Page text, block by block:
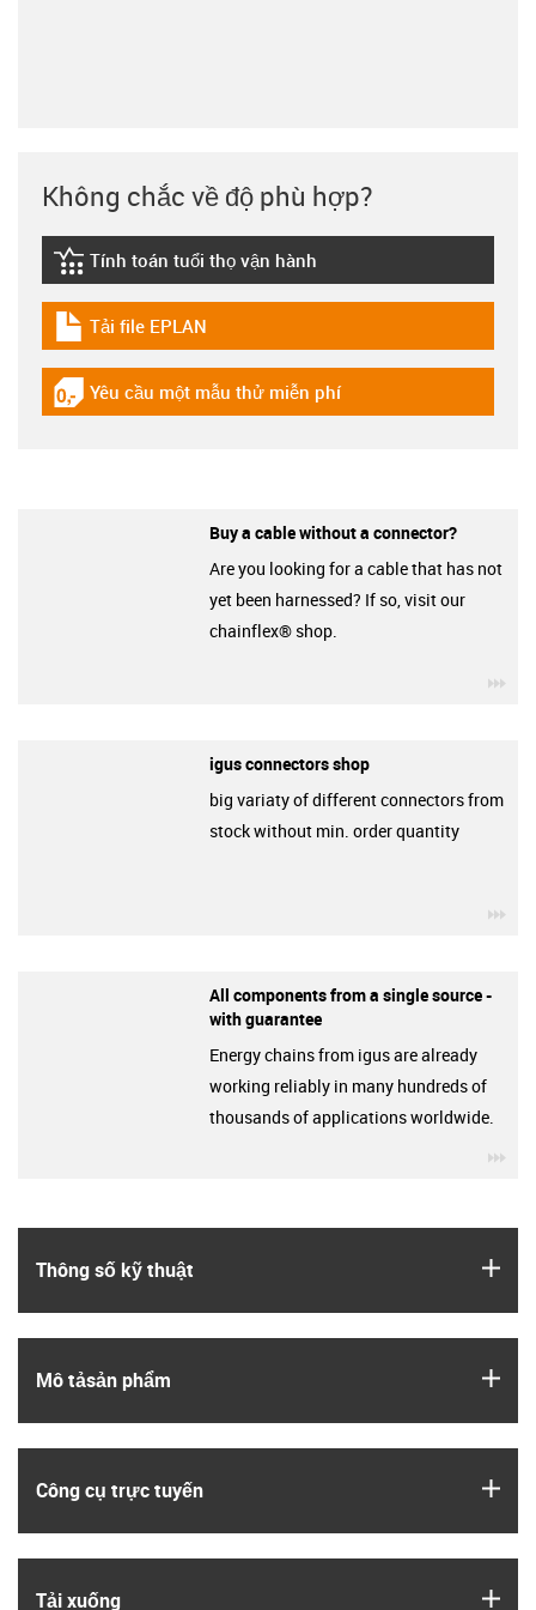
Thông số kỹ thuật
Mô tả­sản phẩm
Công cụ trực tuyến
Tải xuống
Không chắc về độ phù hợp?
igus-icon-lebensdauerrechner
Tính toán tuổi thọ vận hành
igus-icon-download-plan
Tải file EPLAN
igus-icon-gratismuster
Yêu cầu một mẫu thử miễn phí
Buy a cable without a connector?
Are you looking for a cable that has not
yet been harnessed? If so, visit our
chainflex® shop.
igus connectors shop
big variaty of different connectors from
stock without min. order quantity
All components from a single source -
with guarantee
Energy chains from igus are already
working reliably in many hundreds of
thousands of applications worldwide.